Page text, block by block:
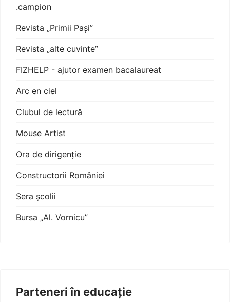
.campion
Revista „Primii Pași”
Revista „alte cuvinte”
FIZHELP - ajutor examen bacalaureat
Arc en ciel
Clubul de lectură
Mouse Artist
Ora de dirigenție
Constructorii României
Sera școlii
Bursa „Al. Vornicu”
Parteneri în educație